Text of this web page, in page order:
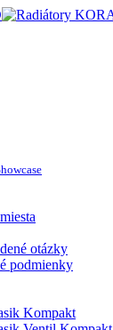
otázky
podmienky
Kompakt